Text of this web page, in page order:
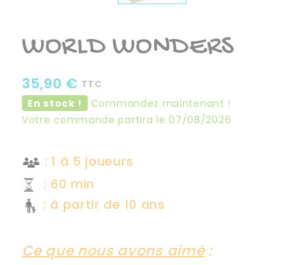
WORLD WONDERS
35,90 € TTC
En stock !
Commandez maintenant !
Votre commande partira le 07/08/2026
: 1 à 5 joueurs
: 60 min
: à partir de 10 ans
Ce que nous avons aimé: